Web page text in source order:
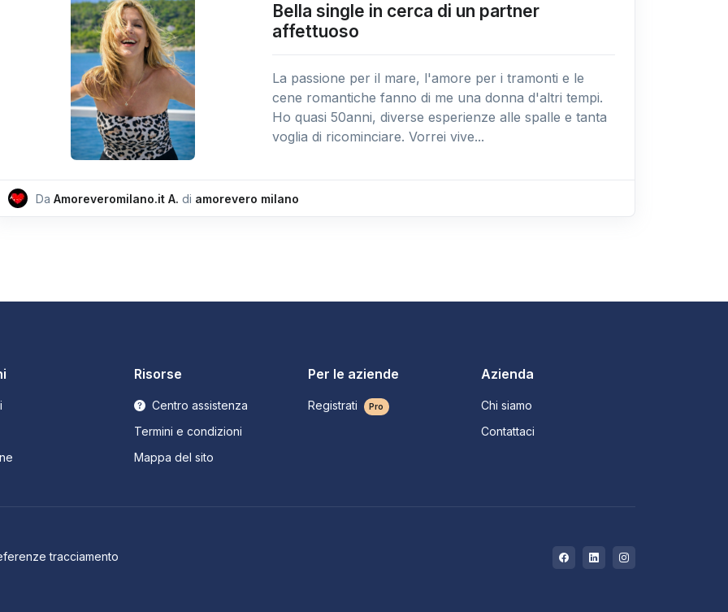
Bella single in cerca di un partner
affettuoso
La passione per il mare, l'amore per i tramonti e le
cene romantiche fanno di me una donna d'altri tempi.
Ho quasi 50anni, diverse esperienze alle spalle e tanta
voglia di ricominciare. Vorrei vive...
Da Amoreveromilano.it A. di amorevero milano
Risorse
Centro assistenza
Termini e condizioni
Mappa del sito
Per le aziende
Registrati Pro
Azienda
Chi siamo
Contattaci
tracciamento